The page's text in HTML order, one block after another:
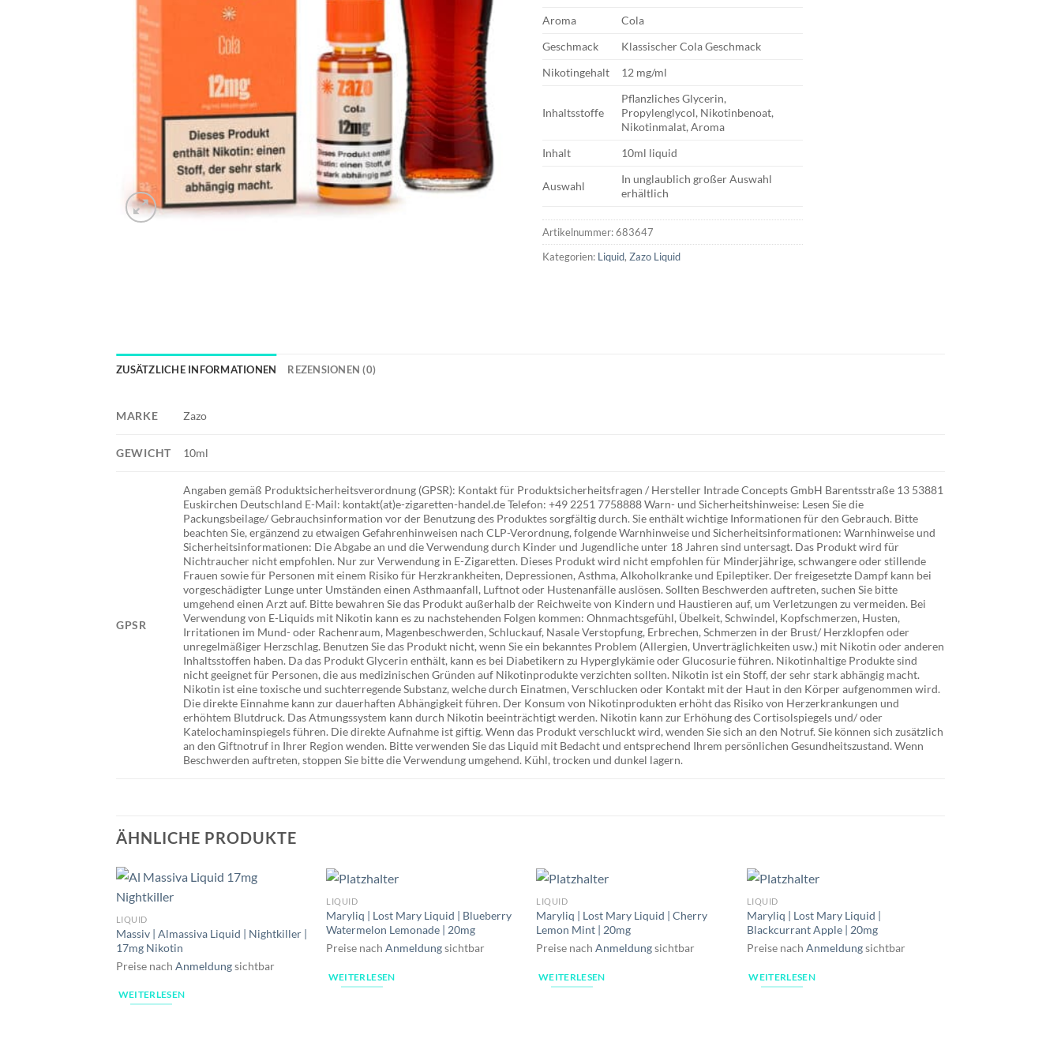
Aroma
Cola
Geschmack
Klassischer Cola Geschmack
Nikotingehalt
12 mg/ml
Inhaltsstoffe
Pflanzliches Glycerin,
Propylenglycol, Nikotinbenoat,
Nikotinmalat, Aroma
Inhalt
10ml liquid
Auswahl
In unglaublich großer Auswahl
erhältlich
Artikelnummer:683647
Kategorien: Liquid, Zazo Liquid
ZUSÄTZLICHE INFORMATIONEN REZENSIONEN (0)
MARKE Zazo
GEWICHT 10ml
GPSR
Angaben gemäß Produktsicherheitsverordnung (GPSR): Kontakt für Produktsicherheitsfragen / Hersteller Intrade Concepts GmbH Barentsstraße 13 53881
Euskirchen Deutschland E-Mail: kontakt(at)e-zigaretten-handel.de Telefon: +49 2251 7758888 Warn- und Sicherheitshinweise: Lesen Sie die
Packungsbeilage/ Gebrauchsinformation vor der Benutzung des Produktes sorgfältig durch. Sie enthält wichtige Informationen für den Gebrauch. Bitte
beachten Sie, ergänzend zu etwaigen Gefahrenhinweisen nach CLP-Verordnung, folgende Warnhinweise und Sicherheitsinformationen: Warnhinweise und
Sicherheitsinformationen: Die Abgabe an und die Verwendung durch Kinder und Jugendliche unter 18 Jahren sind untersagt. Das Produkt wird für
Nichtraucher nicht empfohlen. Nur zur Verwendung in E-Zigaretten. Dieses Produkt wird nicht empfohlen für Minderjährige, schwangere oder stillende
Frauen sowie für Personen mit einem Risiko für Herzkrankheiten, Depressionen, Asthma, Alkoholkranke und Epileptiker. Der freigesetzte Dampf kann bei
vorgeschädigter Lunge unter Umständen einen Asthmaanfall, Luftnot oder Hustenanfälle auslösen. Sollten Beschwerden auftreten, suchen Sie bitte
umgehend einen Arzt auf. Bitte bewahren Sie das Produkt außerhalb der Reichweite von Kindern und Haustieren auf, um Verletzungen zu vermeiden. Bei
Verwendung von E-Liquids mit Nikotin kann es zu nachstehenden Folgen kommen: Ohnmachtsgefühl, Übelkeit, Schwindel, Kopfschmerzen, Husten,
Irritationen im Mund- oder Rachenraum, Magenbeschwerden, Schluckauf, Nasale Verstopfung, Erbrechen, Schmerzen in der Brust/ Herzklopfen oder
unregelmäßiger Herzschlag. Benutzen Sie das Produkt nicht, wenn Sie ein bekanntes Problem (Allergien, Unverträglichkeiten usw.) mit Nikotin oder anderen
Inhaltsstoffen haben. Da das Produkt Glycerin enthält, kann es bei Diabetikern zu Hyperglykämie oder Glucosurie führen. Nikotinhaltige Produkte sind
nicht geeignet für Personen, die aus medizinischen Gründen auf Nikotinprodukte verzichten sollten. Nikotin ist ein Stoff, der sehr stark abhängig macht.
Nikotin ist eine toxische und suchterregende Substanz, welche durch Einatmen, Verschlucken oder Kontakt mit der Haut in den Körper aufgenommen wird.
Die direkte Einnahme kann zur dauerhaften Abhängigkeit führen. Der Konsum von Nikotinprodukten erhöht das Risiko von Herzerkrankungen und
erhöhtem Blutdruck. Das Atmungssystem kann durch Nikotin beeinträchtigt werden. Nikotin kann zur Erhöhung des Cortisolspiegels und/ oder
Katelochaminspiegels führen. Die direkte Aufnahme ist giftig. Wenn das Produkt verschluckt wird, wenden Sie sich an den Notruf. Sie können sich zusätzlich
an den Giftnotruf in Ihrer Region wenden. Bitte verwenden Sie das Liquid mit Bedacht und entsprechend Ihrem persönlichen Gesundheitszustand. Wenn
Beschwerden auftreten, stoppen Sie bitte die Verwendung umgehend. Kühl, trocken und dunkel lagern.
ÄHNLICHE PRODUKTE
LIQUID
Massiv | Almassiva Liquid | Nightkiller |
17mg Nikotin
Preise nach Anmeldungsichtbar
WEITERLESEN
LIQUID
Maryliq | Lost Mary Liquid | Blueberry
Watermelon Lemonade | 20mg
Preise nachAnmeldungsichtbar
WEITERLESEN
LIQUID
Maryliq | Lost Mary Liquid | Cherry
Lemon Mint | 20mg
Preise nachAnmeldungsichtbar
WEITERLESEN
LIQUID
Maryliq | Lost Mary Liquid |
Blackcurrant Apple | 20mg
Preise nach Anmeldungsichtbar
WEITERLESEN